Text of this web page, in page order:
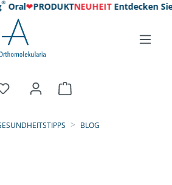
❤PRODUKTNEUHEIT Entdecken Sie
BLOG